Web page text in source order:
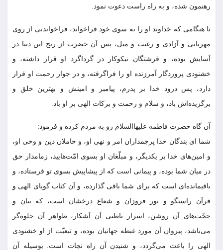
رهنمون شده، و به راه راست دعوت نمود.
تا هنگامى که خداوند او را به سوى خود فراخواند، فراخواندنى از روى
مهربانى و آزادى و رغبت و میل، پس آن حضرت از رنج این دنیا در
آسایش بوده، و فرشتگان نیکوکار در گرداگرد او قرار داشته، و
خشنودى پروردگار آمرزنده او را فراگرفته، و در جوار رحمت او قرار
دارد، پس درود خدا بر پدرم، پیامبر و امینش و بهترین خلق و
برگزیده‏‌اش باد، و سلام و رحمت و برکات الهى بر او باد.
آن گاه حضرت فاطمه علیهاالسلام رو به مردم کرده و فرمود:
شما اى بندگان خدا پرچمداران امر و نهى او، و حاملان دین و وحى او،
و امین‌هاى خدا بر یکدیگر، و مبلّغان او بسوى امّت‌هایید، زمامدار حق
در میان شما بوده، و پیمانى است که از پیشاپیش بسوى تو فرستاده، و
باقیمانده‏‌اى است که براى شما باقى گذارده، و آن کتاب گویاى الهى و
قرآن راستگو و نور فروزان و شعاع درخشان است، که بیان و
حجّت‌هاى آن روشن، اسرار باطنى آن آشکار، ظواهر آن جلوه‏‌گر
می‌‏باشد، پیروان آن مورد غبطه جهانیان بوده، و تبعیّت از او خشنودى
الهى را باعث مى‏‌گردد، و شنیدن آن راه نجات است. بوسیله آن